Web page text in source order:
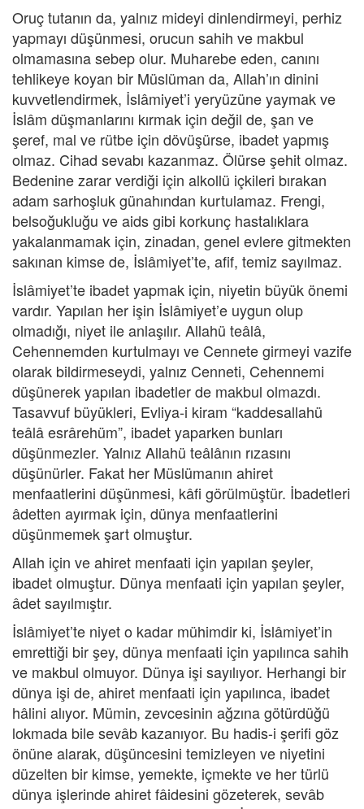
Oruç tutanın da, yalnız mideyi dinlendirmeyi, perhiz
yapmayı düşünmesi, orucun sahih ve makbul
olmamasına sebep olur. Muharebe eden, canını
tehlikeye koyan bir Müslüman da, Allah’ın dinini
kuvvetlendirmek, İslâmiyet’i yeryüzüne yaymak ve
İslâm düşmanlarını kırmak için değil de, şan ve
şeref, mal ve rütbe için dövüşürse, ibadet yapmış
olmaz. Cihad sevabı kazanmaz. Ölürse şehit olmaz.
Bedenine zarar verdiği için alkollü içkileri bırakan
adam sarhoşluk günahından kurtulamaz. Frengi,
belsoğukluğu ve aids gibi korkunç hastalıklara
yakalanmamak için, zinadan, genel evlere gitmekten
sakınan kimse de, İslâmiyet’te, afif, temiz sayılmaz.
İslâmiyet’te ibadet yapmak için, niyetin büyük önemi
vardır. Yapılan her işin İslâmiyet’e uygun olup
olmadığı, niyet ile anlaşılır. Allahü teâlâ,
Cehennemden kurtulmayı ve Cennete girmeyi vazife
olarak bildirmeseydi, yalnız Cenneti, Cehennemi
düşünerek yapılan ibadetler de makbul olmazdı.
Tasavvuf büyükleri, Evliya-i kiram “kaddesallahü
teâlâ esrârehüm”, ibadet yaparken bunları
düşünmezler. Yalnız Allahü teâlânın rızasını
düşünürler. Fakat her Müslümanın ahiret
menfaatlerini düşünmesi, kâfi görülmüştür. İbadetleri
âdetten ayırmak için, dünya menfaatlerini
düşünmemek şart olmuştur.
Allah için ve ahiret menfaati için yapılan şeyler,
ibadet olmuştur. Dünya menfaati için yapılan şeyler,
âdet sayılmıştır.
İslâmiyet’te niyet o kadar mühimdir ki, İslâmiyet’in
emrettiği bir şey, dünya menfaati için yapılınca sahih
ve makbul olmuyor. Dünya işi sayılıyor. Herhangi bir
dünya işi de, ahiret menfaati için yapılınca, ibadet
hâlini alıyor. Mümin, zevcesinin ağzına götürdüğü
lokmada bile sevâb kazanıyor. Bu hadis-i şerifi göz
önüne alarak, düşüncesini temizleyen ve niyetini
düzelten bir kimse, yemekte, içmekte ve her türlü
dünya işlerinde ahiret fâidesini gözeterek, sevâb